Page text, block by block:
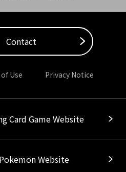
Contact
Use Privacy Notice
Card Game Website
Website